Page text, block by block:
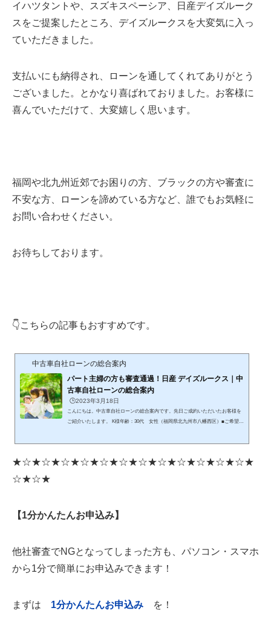
イハツタントや、スズキスペーシア、日産デイズルーク
スをご提案したところ、デイズルークスを大変気に入っ
ていただきました。
支払いにも納得され、ローンを通してくれてありがとう
ございました。とかなり喜ばれておりました。お客様に
喜んでいただけて、大変嬉しく思います。
福岡や北九州近郊でお困りの方、ブラックの方や審査に
不安な方、ローンを諦めている方など、誰でもお気軽に
お問い合わせください。
お待ちしております。
👇こちらの記事もおすすめです。
中古車自社ローンの総合案内
パート主婦の方も審査通過！日産 デイズルークス｜中
古車自社ローンの総合案内
🕒️2023年3月18日
こんにちは。中古車自社ローンの総合案内です。先日ご成約いただいたお客様を
ご紹介いたします。 K様年齢：30代 女性（福岡県北九州市八幡西区）■ご希望の
事ローン通過し「日産 デイズルークス」をご成約いただきました。お子様が3人
★☆★☆★☆★☆★☆★☆★☆★☆★☆★☆★☆★☆★
☆★☆★
【1分かんたんお申込み】
他社審査でNGとなってしまった方も、パソコン・スマホ
から1分で簡単にお申込みできます！
まずは 1分かんたんお申込み を！